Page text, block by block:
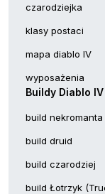
czarodziejka
klasy postaci
mapa diablo IV
wyposażenia
Buildy Diablo IV
build nekromanta
build druid
build czarodziej
build Łotrzyk